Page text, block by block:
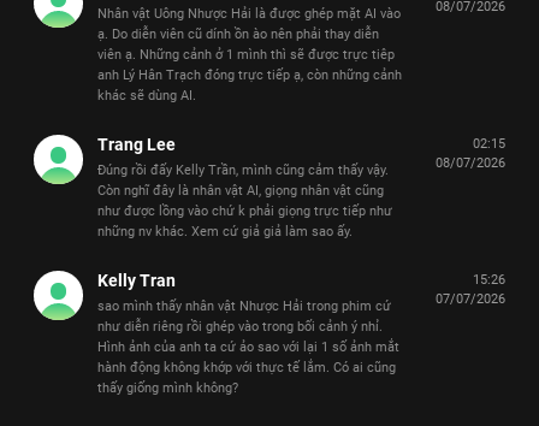
Nhân vật Uông Nhược Hải là được ghép mặt AI vào
ạ. Do diễn viên cũ dính ồn ào nên phải thay diễn
viên ạ. Những cảnh ở 1 mình thì sẽ được trực tiêp
anh Lý Hân Trạch đóng trực tiếp ạ, còn những cảnh
khác sẽ dùng AI.
08/07/2026
Trang Lee
Đúng rồi đấy Kelly Trần, mình cũng cảm thấy vậy.
Còn nghĩ đây là nhân vật AI, giọng nhân vật cũng
như được lồng vào chứ k phải giọng trực tiếp như
những nv khác. Xem cứ giả giả làm sao ấy.
02:15
08/07/2026
Kelly Tran
sao mình thấy nhân vật Nhược Hải trong phim cứ
như diễn riêng rồi ghép vào trong bối cảnh ý nhỉ.
Hình ảnh của anh ta cứ ảo sao với lại 1 số ảnh mắt
hành động không khớp với thực tế lắm. Có ai cũng
thấy giống mình không?
15:26
07/07/2026